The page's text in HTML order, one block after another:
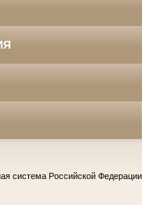
система Российской